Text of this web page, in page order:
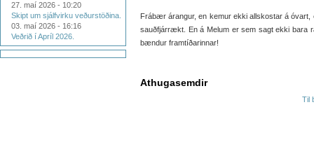
27. maí 2026 - 10:20
Skipt um sjálfvirku veðurstöðina.
03. maí 2026 - 16:16
Veðrið í Apríl 2026.
Frábær árangur, en kemur ekki allskostar á
sauðfjárrækt. En á Melum er sem sagt ekki
bændur framtíðarinnar!
Athugasemdir
Til